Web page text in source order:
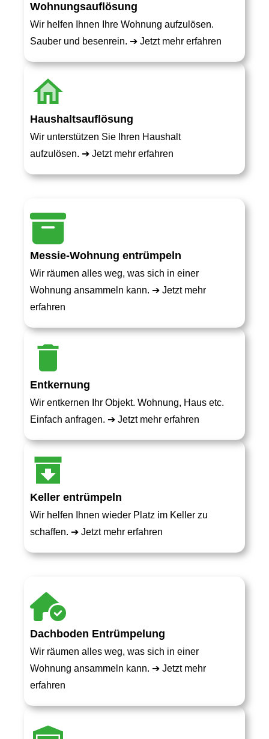
Wohnungsauflösung
Wir helfen Ihnen Ihre Wohnung aufzulösen.
Sauber und besenrein. ➔ Jetzt mehr erfahren
Haushaltsauflösung
Wir unterstützen Sie Ihren Haushalt
aufzulösen. ➔ Jetzt mehr erfahren
Messie-Wohnung entrümpeln
Wir räumen alles weg, was sich in einer
Wohnung ansammeln kann. ➔ Jetzt mehr
erfahren
Entkernung
Wir entkernen Ihr Objekt. Wohnung, Haus etc.
Einfach anfragen. ➔ Jetzt mehr erfahren
Keller entrümpeln
Wir helfen Ihnen wieder Platz im Keller zu
schaffen. ➔ Jetzt mehr erfahren
Dachboden Entrümpelung
Wir räumen alles weg, was sich in einer
Wohnung ansammeln kann. ➔ Jetzt mehr
erfahren